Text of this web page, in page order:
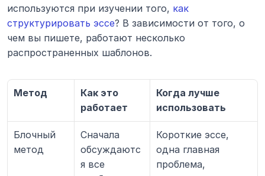
используются при изучении того, как
структурировать эссе? В зависимости от того, о
чем вы пишете, работают несколько
распространенных шаблонов.
Метод
Как это
работает
Когда лучше
использовать
Блочный
метод
Сначала
обсуждаютс
я все
Короткие эссе,
одна главная
проблема,